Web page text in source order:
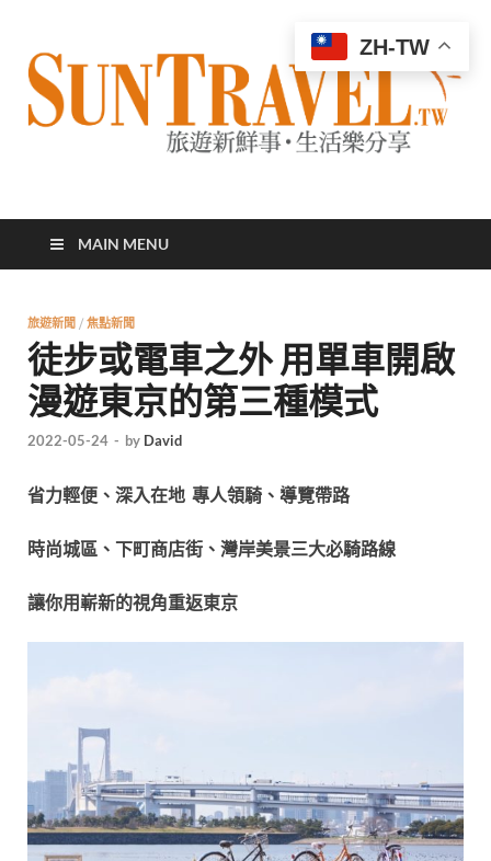
太陽網
MAIN MENU
旅遊新聞 / 焦點新聞
徒步或電車之外 用單車開啟
漫遊東京的第三種模式
2022-05-24 - by David
省力輕便、深入在地 專人領騎、導覽帶路
時尚城區、下町商店街、灣岸美景三大必騎路線
讓你用嶄新的視角重返東京
ZH-TW